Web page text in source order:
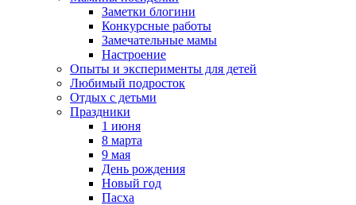
Заметки блогини
Конкурсные работы
Замечательные мамы
Настроение
Опыты и эксперименты для детей
Любимый подросток
Отдых с детьми
Праздники
1 июня
8 марта
9 мая
День рождения
Новый год
Пасха